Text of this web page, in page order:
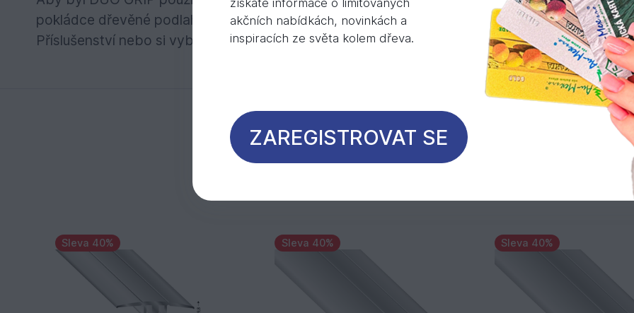
pokládce dřevěné podlahy k základnímu profilu připevnit DUO GRIP. Vyberte si ze Základních
Příslušenství nebo si vyberte svůj vlastní zde:https://shop.au-mex.cz/kategorie/hlinikove-
Mohlo by Vás zajímat
Sleva 40% Sleva 40% Sleva 40%
získáte informace o limitovaných
akčních nabídkách, novinkách a
inspiracích ze světa kolem dřeva.
ZAREGISTROVAT SE